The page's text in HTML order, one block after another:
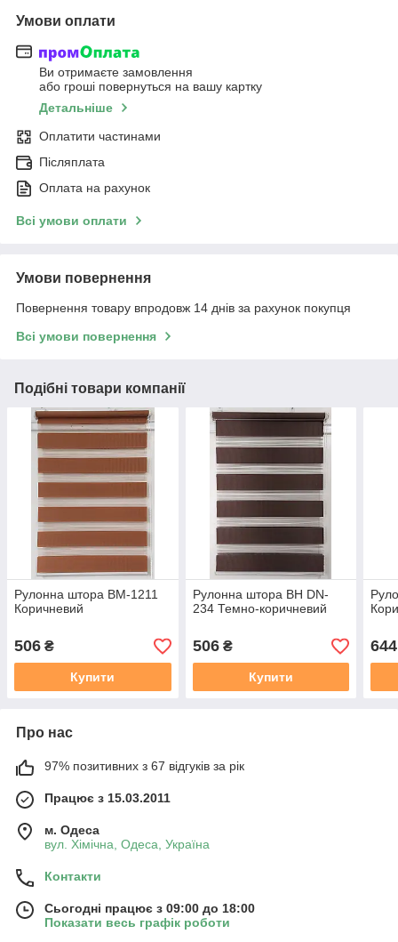
Умови оплати
Ви отримаєте замовлення
або гроші повернуться на вашу картку
Детальніше
Оплатити частинами
Післяплата
Оплата на рахунок
Всі умови оплати
Умови повернення
Повернення товару впродовж 14 днів за рахунок покупця
Всі умови повернення
Подібні товари компанії
Рулонна штора ВМ-1211
Коричневий
506 ₴
Купити
Рулонна штора ВН DN-
234 Темно-коричневий
506₴
Купити
644
Про нас
97% позитивних з 67 відгуків за рік
Працює з 15.03.2011
м. Одеса
вул. Хiмiчна, Одеса, Україна
Контакти
Сьогодні працює з 09:00 до 18:00
Показати весь графік роботи